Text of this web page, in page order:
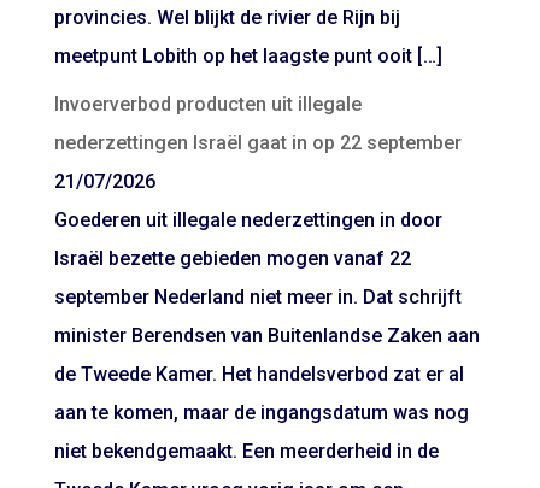
provincies. Wel blijkt de rivier de Rijn bij
meetpunt Lobith op het laagste punt ooit […]
Invoerverbod producten uit illegale
nederzettingen Israël gaat in op 22 september
21/07/2026
Goederen uit illegale nederzettingen in door
Israël bezette gebieden mogen vanaf 22
september Nederland niet meer in. Dat schrijft
minister Berendsen van Buitenlandse Zaken aan
de Tweede Kamer. Het handelsverbod zat er al
aan te komen, maar de ingangsdatum was nog
niet bekendgemaakt. Een meerderheid in de